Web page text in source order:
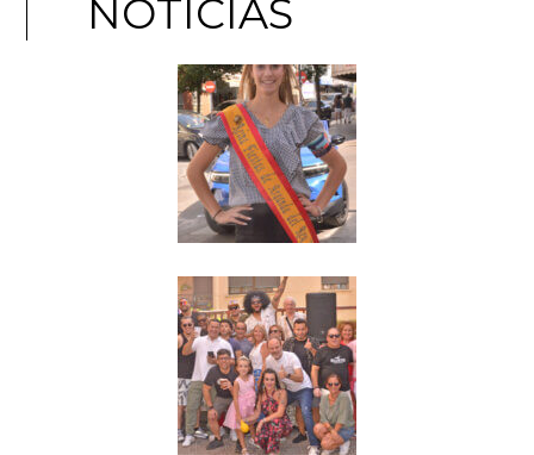
NOTICIAS